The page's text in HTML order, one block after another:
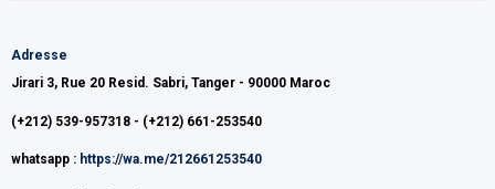
Adresse
Jirari 3, Rue 20 Resid. Sabri, Tanger - 90000 Maroc
(+212) 539-957318 - (+212) 661-253540
whatsapp : https://wa.me/212661253540